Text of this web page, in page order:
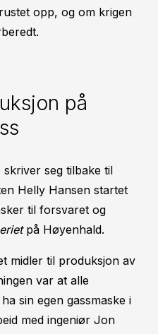
opp, og om krigen
på
skriver seg tilbake til
Helly Hansen startet
til forsvaret og
på Høyenhald.
midler til produksjon av
var at alle
sin egen gassmaske i
med ingeniør Jon